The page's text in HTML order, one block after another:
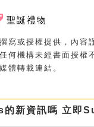
聖誕禮物
寫或授權提供，內容
何機構未經書面授權
體轉載連結。
的新資訊嗎 立即